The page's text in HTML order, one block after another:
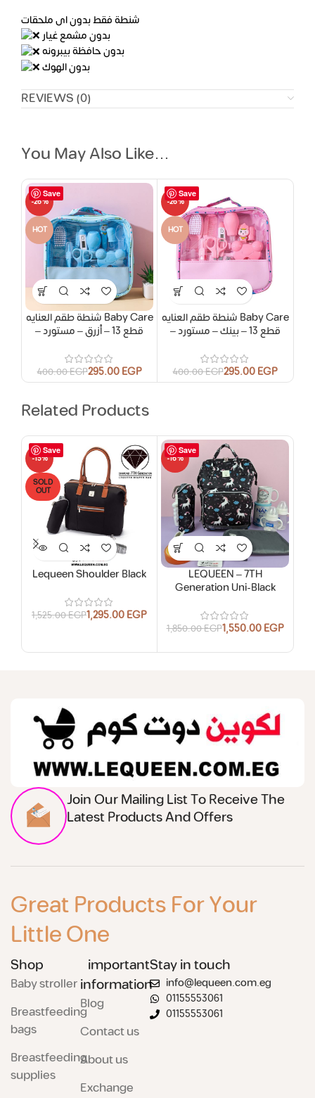
شنطة فقط بدون اى ملحقات
بدون مشمع غيار
بدون حافظة بيبرونه
بدون الهوك
REVIEWS (0)
You May Also Like…
Save
-26%
HOT
شنطة طقم العنايه Baby Care
– قطع 13 – أزرق – مستورد
400.00EGP295.00EGP
Save
-26%
HOT
شنطة طقم العنايه Baby Care
– قطع 13 – بينك – مستورد
400.00EGP295.00EGP
Related Products
Save
-15%
SOLD
OUT
Lequeen Shoulder Black
1,525.00EGP1,295.00EGP
Save
-16%
LEQUEEN – 7TH
Generation Uni-Black
1,850.00EGP1,550.00EGP
Join Our Mailing List To Receive The
Latest Products And Offers
Great Products For Your
Little One
Shop
Baby stroller
Breastfeeding
bags
Breastfeeding
supplies
important
information
Blog
Contact us
About us
Exchange
Stay in touch
info@lequeen.com.eg
01155553061
01155553061